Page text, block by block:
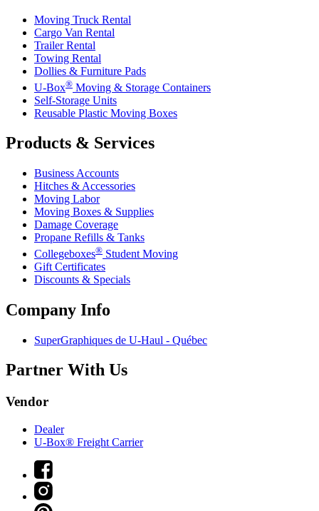
Moving Truck Rental
Cargo Van Rental
Trailer Rental
Towing Rental
Dollies & Furniture Pads
U-Box® Moving & Storage Containers
Self-Storage Units
Reusable Plastic Moving Boxes
Products & Services
Business Accounts
Hitches & Accessories
Moving Labor
Moving Boxes & Supplies
Damage Coverage
Propane Refills & Tanks
Collegeboxes® Student Moving
Gift Certificates
Discounts & Specials
Company Info
SuperGraphiques de U-Haul - Québec
Partner With Us
Vendor
Dealer
U-Box® Freight Carrier